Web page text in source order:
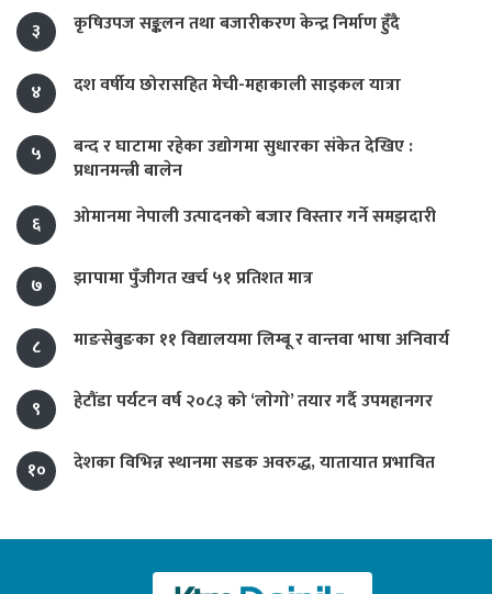
३
कृषिउपज सङ्कलन तथा बजारीकरण केन्द्र निर्माण हुँदै
४ दश वर्षीय छोरासहित मेची-महाकाली साइकल यात्रा
५
बन्द र घाटामा रहेका उद्योगमा सुधारका संकेत देखिए :
प्रधानमन्त्री बालेन
६
ओमानमा नेपाली उत्पादनको बजार विस्तार गर्ने समझदारी
७ झापामा पुँजीगत खर्च ५१ प्रतिशत मात्र
८ माङसेबुङका ११ विद्यालयमा लिम्बू र वान्तवा भाषा अनिवार्य
९ हेटौंडा पर्यटन वर्ष २०८३ को ‘लाेगाे’ तयार गर्दै उपमहानगर
१० देशका विभिन्न स्थानमा सडक अवरुद्ध, यातायात प्रभावित